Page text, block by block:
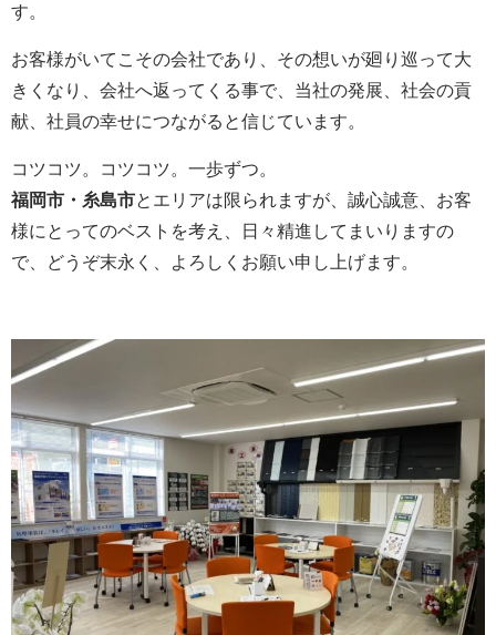
す。
お客様がいてこその会社であり、その想いが廻り巡って大
きくなり、会社へ返ってくる事で、当社の発展、社会の貢
献、社員の幸せにつながると信じています。
コツコツ。コツコツ。一歩ずつ。
福岡市・糸島市とエリアは限られますが、誠心誠意、お客
様にとってのベストを考え、日々精進してまいりますの
で、どうぞ末永く、よろしくお願い申し上げます。